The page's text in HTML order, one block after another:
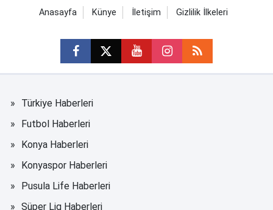
Anasayfa Künye İletişim Gizlilik İlkeleri
Türkiye Haberleri
Futbol Haberleri
Konya Haberleri
Konyaspor Haberleri
Pusula Life Haberleri
Süper Lig Haberleri